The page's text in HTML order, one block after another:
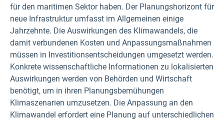
für den maritimen Sektor haben. Der Planungshorizont für
neue Infrastruktur umfasst im Allgemeinen einige
Jahrzehnte. Die Auswirkungen des Klimawandels, die
damit verbundenen Kosten und Anpassungsmaßnahmen
müssen in Investitionsentscheidungen umgesetzt werden.
Konkrete wissenschaftliche Informationen zu lokalisierten
Auswirkungen werden von Behörden und Wirtschaft
benötigt, um in ihren Planungsbemühungen
Klimaszenarien umzusetzen. Die Anpassung an den
Klimawandel erfordert eine Planung auf unterschiedlichen